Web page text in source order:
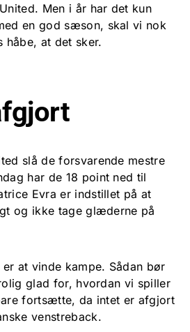
Men i år har det kun
en god sæson, skal vi nok
håbe, at det sker.
slå de forsvarende mestre
har de 18 point ned til
Evra er indstillet på at
og ikke tage glæderne på
at vinde kampe. Sådan bør
glad for, hvordan vi spiller
fortsætte, da intet er afgjort
venstreback.